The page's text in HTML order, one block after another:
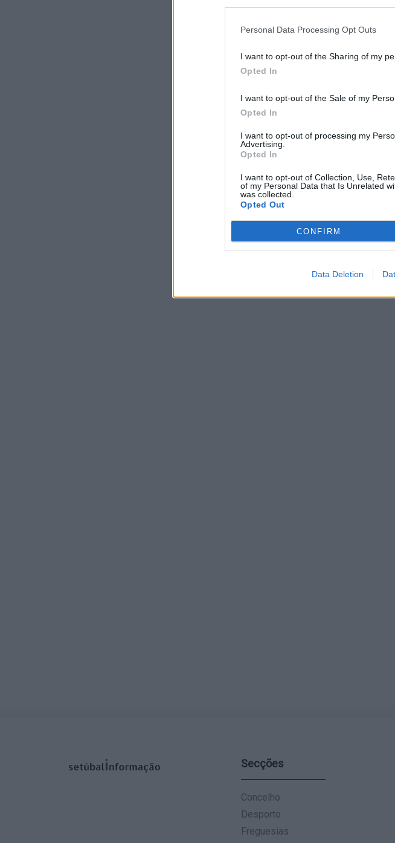
Personal Data Processing Opt Outs
I want to opt-out of the Sharing of my
Opted In
I want to opt-out of the Sale of my
Opted In
I want to opt-out of processing my
Advertising.
Opted In
I want to opt-out of Collection, Use,
of my Personal Data that Is Unrelated
was collected.
Opted Out
CONFIRM
Data Deletion
Secções
Concelho
Desporto
Freguesias